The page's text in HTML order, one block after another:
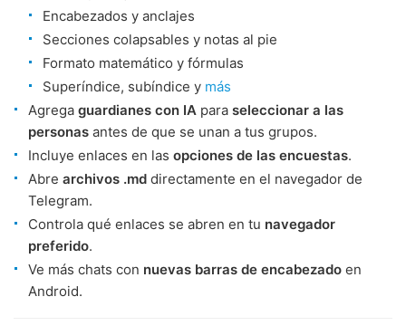
Encabezados y anclajes
Secciones colapsables y notas al pie
Formato matemático y fórmulas
Superíndice, subíndice y más
Agrega guardianes con IA para seleccionar a las
personas antes de que se unan a tus grupos.
Incluye enlaces en las opciones de las encuestas.
Abre archivos .md directamente en el navegador de
Telegram.
Controla qué enlaces se abren en tu navegador
preferido.
Ve más chats con nuevas barras de encabezado en
Android.